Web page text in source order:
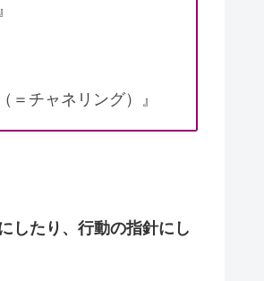
＝チャネリング）』
したり、行動の指針にし